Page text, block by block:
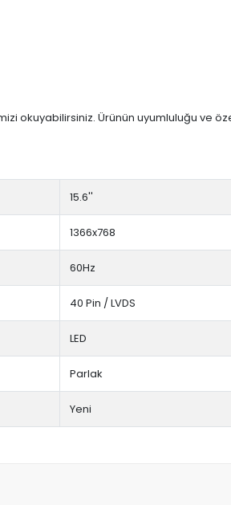
okuyabilirsiniz. Ürünün uyumluluğu
15.6''
1366x768
60Hz
40 Pin / LVDS
LED
Parlak
Yeni